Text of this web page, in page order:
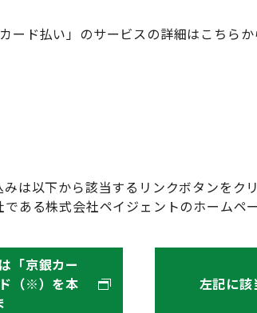
ード払い」のサービスの詳細はこちらか
は以下から該当するリンクボタンをク
である株式会社ペイジェントのホームペ
「京銀カー
（※）を本
左記に